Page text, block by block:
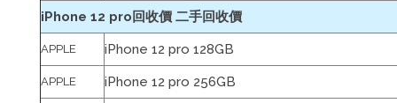
iPhone 12 pro回收價 二手回收價
APPLE iPhone 12 pro 128GB
APPLE iPhone 12 pro 256GB